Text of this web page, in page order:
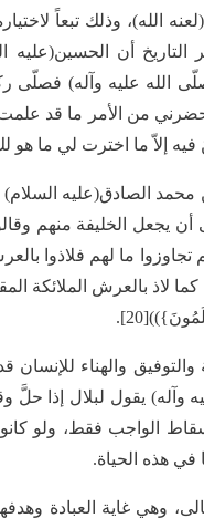
الله)، وذلك تبعاً
الله عليه وآله) فصلّى
حضرني من الأمر ما قد
فيه إلاّ ما اخترت لي ما هو
الصادق(عليه
أن يجعل الخليفة منهم
تجاوزوا ما لهم فلاذوا
لاذ بالعرش الملائكة
والهناء
الواجب فقط، ولو
في هذه الحياة.
وهي غاية العبادة